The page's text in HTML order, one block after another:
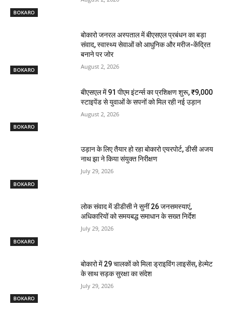
BOKARO
BOKARO
बोकारो जनरल अस्पताल में बीएसएल प्रबंधन का बड़ा
संवाद, स्वास्थ्य सेवाओं को आधुनिक और मरीज-केंद्रित
बनाने पर जोर
August 2, 2026
BOKARO
बीएसएल में 91 पीएम इंटर्न्स का प्रशिक्षण शुरू, ₹9,000
स्टाइपेंड से युवाओं के सपनों को मिल रही नई उड़ान
August 2, 2026
BOKARO
उड़ान के लिए तैयार हो रहा बोकारो एयरपोर्ट, डीसी अजय
नाथ झा ने किया संयुक्त निरीक्षण
July 29, 2026
BOKARO
लोक संवाद में डीडीसी ने सुनीं 26 जनसमस्याएं,
अधिकारियों को समयबद्ध समाधान के सख्त निर्देश
July 29, 2026
BOKARO
बोकारो में 29 चालकों को मिला ड्राइविंग लाइसेंस, हेल्मेट
के साथ सड़क सुरक्षा का संदेश
July 29, 2026